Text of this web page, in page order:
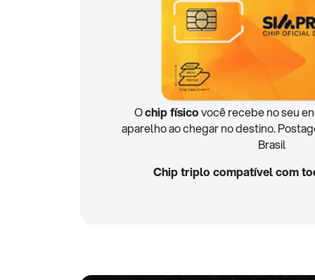
Ochip físicovocê recebe no seu
aparelho ao chegar no destino.
Brasil
Chip triplo compatível com